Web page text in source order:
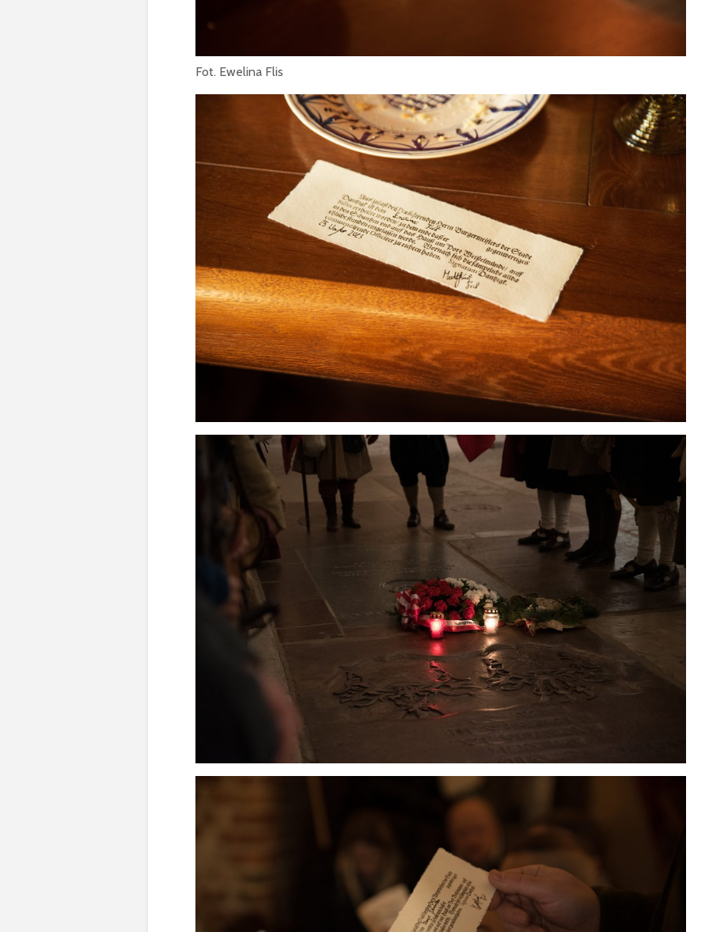
Fot. Ewelina Flis
2026 Information for
Wisłoujście 1628 /
2026 Informacje dla
grup rekonstrukcji
historycznych
wakacyjny trening
muszkieterski